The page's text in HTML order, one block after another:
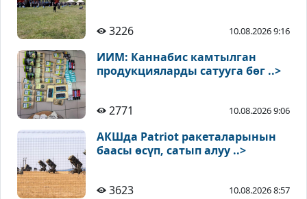
3226 10.08.2026 9:16
ИИМ: Каннабис камтылган
продукцияларды сатууга бөг ..>
2771 10.08.2026 9:06
АКШда Patriot ракеталарынын
баасы өсүп, сатып алуу ..>
3623 10.08.2026 8:57